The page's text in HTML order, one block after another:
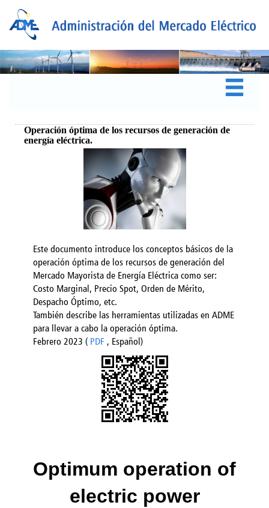
Operación óptima de los recursos de generación de
energía eléctrica.
Este documento introduce los conceptos básicos de la
operación óptima de los recursos de generación del
Mercado Mayorista de Energía Eléctrica como ser:
Costo Marginal, Precio Spot, Orden de Mérito,
Despacho Óptimo, etc.
También describe las herramientas utilizadas en ADME
para llevar a cabo la operación óptima.
Febrero 2023 ( PDF , Español)
Optimum operation of
electric power